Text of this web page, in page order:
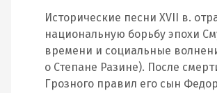
Исторические песни XVII в.
национальную борьбу эпохи
времени и социальные
о Степане Разине). После
Грозного правил его сын